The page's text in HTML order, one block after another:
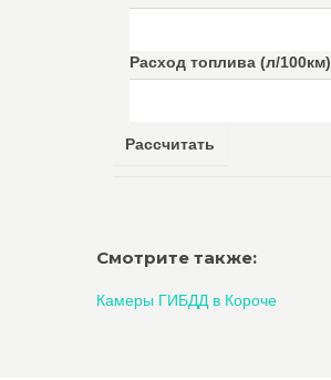
Расход топлива (л/100км)
Рассчитать
Смотрите также:
Камеры ГИБДД в Короче